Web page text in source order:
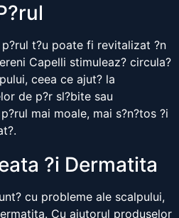
t?u poate fi revitalizat ?n
Capelli stimuleaz? circula?
ceea ce ajut? la
de p?r sl?bite sau
mai moale, mai s?n?tos ?i
?i Dermatita
cu probleme ale scalpului,
Cu ajutorul produselor